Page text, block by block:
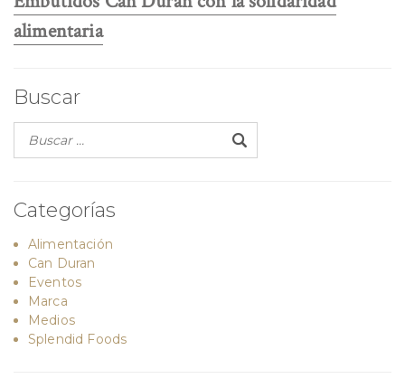
siguiente:
alimentaria
Buscar
Categorías
Alimentación
Can Duran
Eventos
Marca
Medios
Splendid Foods